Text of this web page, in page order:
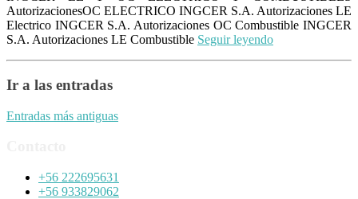
AutorizacionesOC ELECTRICO INGCER S.A. Autorizaciones LE
Electrico INGCER S.A. Autorizaciones OC Combustible INGCER
S.A. Autorizaciones LE Combustible Seguir leyendo
Ir a las entradas
Entradas más antiguas
+56 222695631
+56 933829062